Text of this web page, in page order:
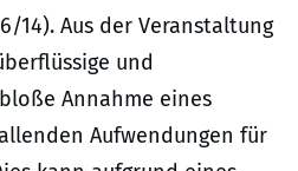
14). Aus der Veranstaltung
und
Annahme eines
Aufwendungen für